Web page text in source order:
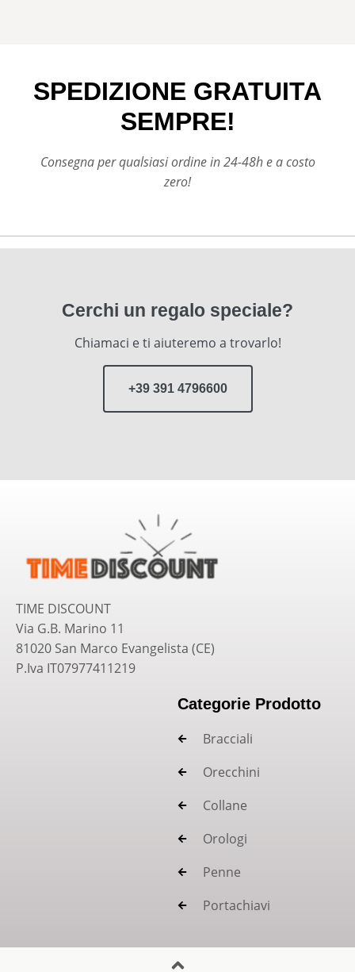
SPEDIZIONE GRATUITA
SEMPRE!
Consegna per qualsiasi ordine in 24-48h e a costo
zero!
Cerchi un regalo speciale?
Chiamaci e ti aiuteremo a trovarlo!
+39 391 4796600
TIME DISCOUNT
Via G.B. Marino 11
81020 San Marco Evangelista (CE)
P.Iva IT07977411219
Categorie Prodotto
Bracciali
Orecchini
Collane
Orologi
Penne
Portachiavi